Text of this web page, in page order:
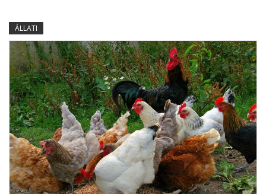
ÁLLATI